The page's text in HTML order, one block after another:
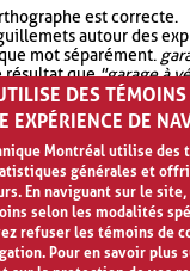
est correcte.
autour des
mot séparément.
résultat que"garage à
votre recherche avec
plus de résultat que
DES
EXPÉRIENCE DE
Montréal utilise des
générales et
En naviguant sur le site,
selon les modalités
refuser les témoins de
Pour en savoir plus